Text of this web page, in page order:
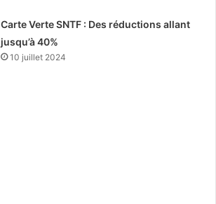
Carte Verte SNTF : Des réductions allant
jusqu’à 40%
10 juillet 2024